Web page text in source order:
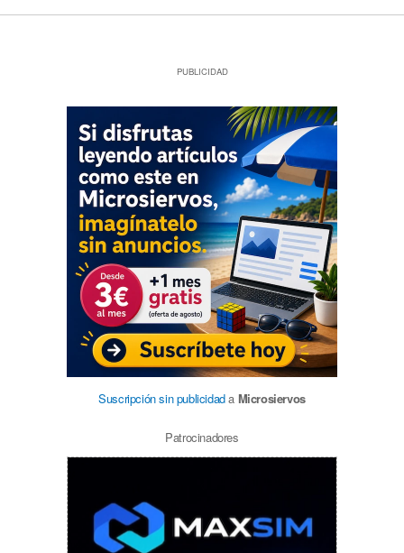
PUBLICIDAD
Suscripción sin publicidada Microsiervos
Patrocinadores